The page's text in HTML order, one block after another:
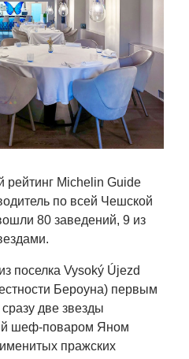
рейтинг Michelin Guide
по всей Чешской
80 заведений, 9 из
из поселка Vysoký Újezd
Бероуна) первым
две звезды
шеф-поваром Яном
пражских